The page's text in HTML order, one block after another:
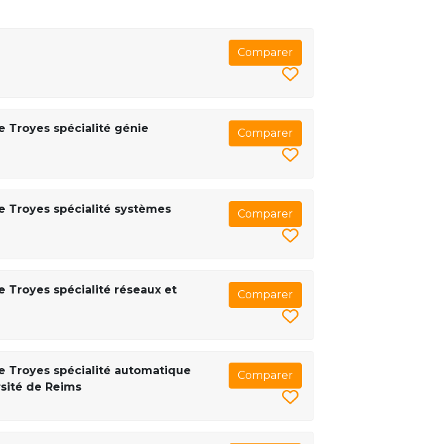
Comparer
Troyes spécialité génie
Comparer
Troyes spécialité systèmes
Comparer
spécialité réseaux et
Comparer
Troyes spécialité automatique
de Reims
Comparer